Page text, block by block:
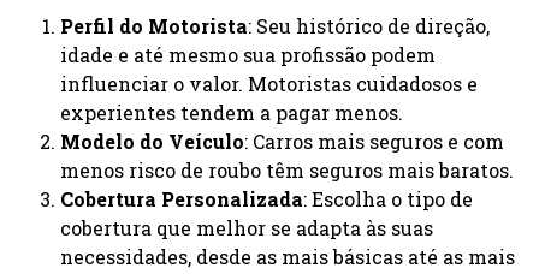
Perfil do Motorista: Seu histórico de direção,
idade e até mesmo sua profissão podem
influenciar o valor. Motoristas cuidadosos e
experientes tendem a pagar menos.
Modelo do Veículo: Carros mais seguros e com
menos risco de roubo têm seguros mais baratos.
Cobertura Personalizada: Escolha o tipo de
cobertura que melhor se adapta às suas
necessidades, desde as mais básicas até as mais